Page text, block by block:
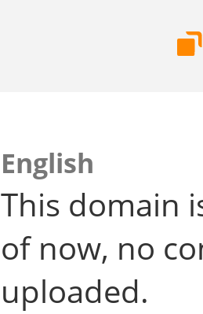
English
This domain
of now, no
uploaded.